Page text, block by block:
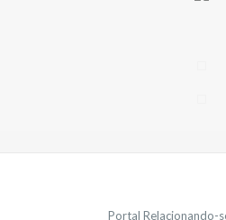
Portal Relacionando-